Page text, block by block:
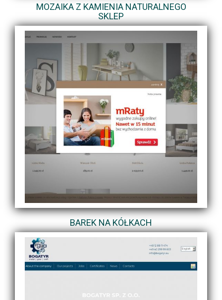
MOZAIKA Z KAMIENIA NATURALNEGO
SKLEP
BAREK NA KÓŁKACH